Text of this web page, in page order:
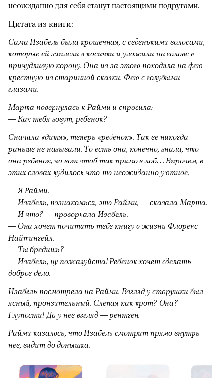
неожиданно для себя станут настоящими подругами.
Цитата из книги:
Сама Изабель была крошечная, с седенькими волосами,
которые ей заплели в косички и уложили на голове в
причудливую корону. Она из-за этого походила на фею-
крестную из старинной сказки. Фею с голубыми
глазами.
Марта повернулась к Райми и спросила:
— Как тебя зовут, ребенок?
Сначала «дитя», теперь «ребенок». Так ее никогда
раньше не называли. То есть она, конечно, знала, что
она ребенок, но вот чтоб так прямо в лоб… Впрочем, в
этих словах чудилось что-то неожиданно уютное.
— Я Райми.
— Изабель, познакомься, это Райми, — сказала Марта.
— И что? — проворчала Изабель.
— Она хочет почитать тебе книгу о жизни Флоренс
Найтингейл.
— Ты бредишь?
— Изабель, ну пожалуйста! Ребенок хочет сделать
доброе дело.
Изабель посмотрела на Райми. Взгляд у старушки был
ясный, пронзительный. Слепая как крот? Она?
Глупости! Да у нее взгляд — рентген.
Райми казалось, что Изабель смотрит прямо внутрь
нее, видит до донышка.